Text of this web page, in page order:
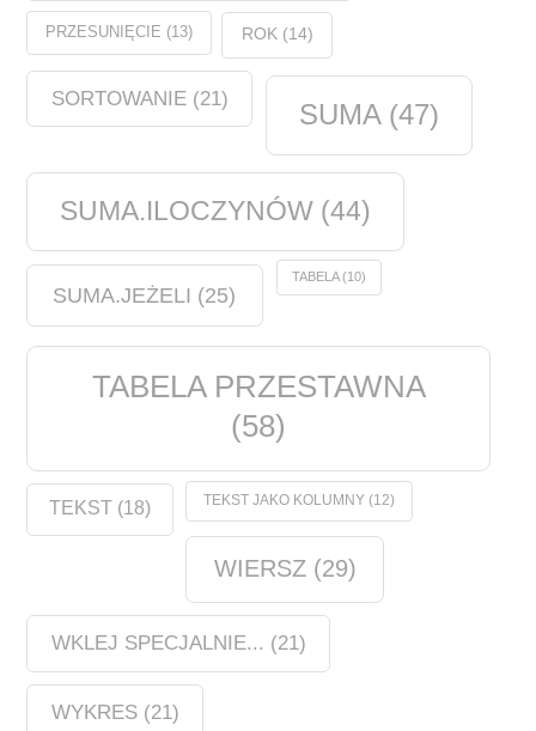
PRZESUNIĘCIE (13) ROK(14)
SORTOWANIE(21) SUMA(47)
SUMA.ILOCZYNÓW (44)
SUMA.JEŻELI (25)
TABELA(10)
TABELA PRZESTAWNA
(58)
TEKST (18) TEKST JAKO KOLUMNY(12)
WIERSZ(29)
WKLEJ SPECJALNIE... (21)
WYKRES(21)